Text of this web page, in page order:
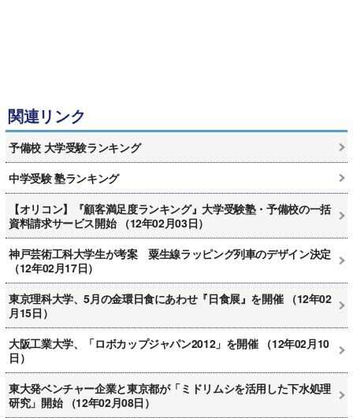
関連リンク
予備校 大学受験ランキング
中学受験 塾ランキング
【オリコン】『顧客満足度ランキング』大学受験塾・予備校の一括
資料請求サービス開始 （12年02月03日）
神戸芸術工科大学生が考案 粟生線ラッピング列車のデザイン決定
（12年02月17日）
東京理科大学、5月の金環日食にあわせ『日食展』を開催 （12年02
月15日）
大阪工業大学、「ロボカップジャパン2012」を開催 （12年02月10
日）
東大発ベンチャー企業と東京都が「ミドリムシを活用した下水処理
研究」開始 （12年02月08日）